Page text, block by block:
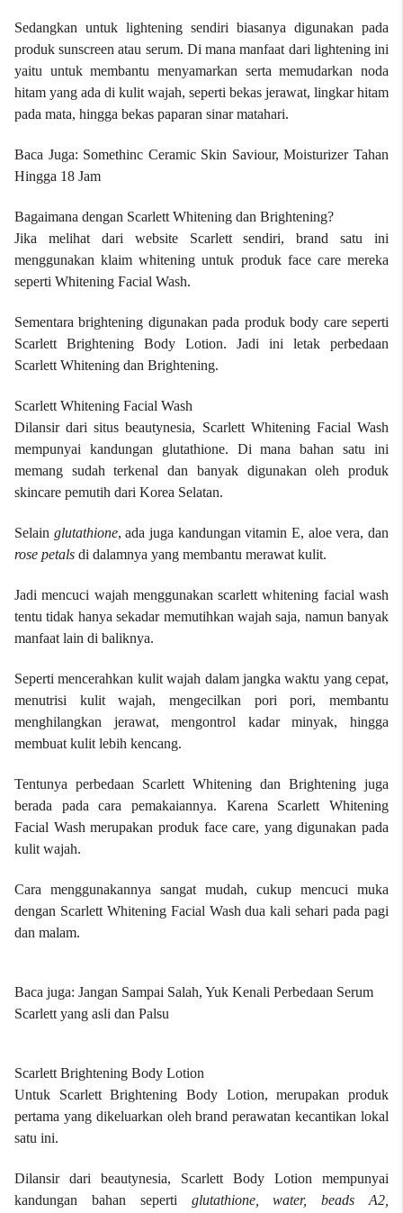
Sedangkan untuk lightening sendiri biasanya digunakan pada
produk sunscreen atau serum. Di mana manfaat dari lightening ini
yaitu untuk membantu menyamarkan serta memudarkan noda
hitam yang ada di kulit wajah, seperti bekas jerawat, lingkar hitam
pada mata, hingga bekas paparan sinar matahari.
Baca Juga: Somethinc Ceramic Skin Saviour, Moisturizer Tahan
Hingga 18 Jam
Bagaimana dengan Scarlett Whitening dan Brightening?
Jika melihat dari website Scarlett sendiri, brand satu ini
menggunakan klaim whitening untuk produk face care mereka
seperti Whitening Facial Wash.
Sementara brightening digunakan pada produk body care seperti
Scarlett Brightening Body Lotion. Jadi ini letak perbedaan
Scarlett Whitening dan Brightening.
Scarlett Whitening Facial Wash
Dilansir dari situs beautynesia, Scarlett Whitening Facial Wash
mempunyai kandungan glutathione. Di mana bahan satu ini
memang sudah terkenal dan banyak digunakan oleh produk
skincare pemutih dari Korea Selatan.
Selain glutathione, ada juga kandungan vitamin E, aloe vera, dan
rose petals di dalamnya yang membantu merawat kulit.
Jadi mencuci wajah menggunakanscarlett whitening facial wash
tentu tidak hanya sekadar memutihkan wajah saja, namun banyak
manfaat lain di baliknya.
Seperti mencerahkan kulit wajah dalam jangka waktu yang cepat,
menutrisi kulit wajah, mengecilkan pori pori, membantu
menghilangkan jerawat, mengontrol kadar minyak, hingga
membuat kulit lebih kencang.
Tentunya perbedaan Scarlett Whitening dan Brightening juga
berada pada cara pemakaiannya. Karena Scarlett Whitening
Facial Wash merupakan produk face care, yang digunakan pada
kulit wajah.
Cara menggunakannya sangat mudah, cukup mencuci muka
dengan Scarlett Whitening Facial Wash dua kali sehari pada pagi
dan malam.
Baca juga: Jangan Sampai Salah, Yuk Kenali Perbedaan Serum
Scarlett yang asli dan Palsu
Scarlett Brightening Body Lotion
Untuk Scarlett Brightening Body Lotion, merupakan produk
pertama yang dikeluarkan oleh brand perawatan kecantikan lokal
satu ini.
Dilansir dari beautynesia, Scarlett Body Lotion mempunyai
kandungan bahan seperti glutathione, water, beads A2,